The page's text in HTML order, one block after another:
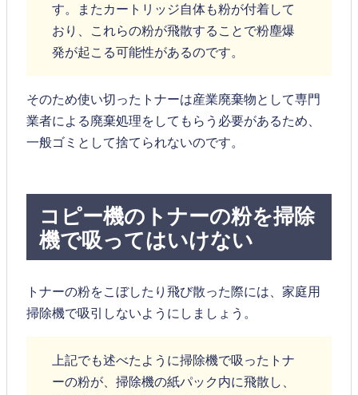
す。またカートリッジ自体も粉が付着して
おり、これらの粉が飛散することで粉塵爆
発が起こる可能性があるのです。
そのため使い切ったトナーは産業廃棄物として専門
業者による廃棄処理をしてもらう必要があるため、
一般ゴミとして捨てられないのです。
コピー機のトナーの粉を掃除
機で吸ってはいけない
トナーの粉をこぼしたり飛び散った際には、家庭用
掃除機で吸引しないようにしましょう。
上記でも述べたように掃除機で吸ったトナ
ーの粉が、掃除機の紙パック内に飛散し、